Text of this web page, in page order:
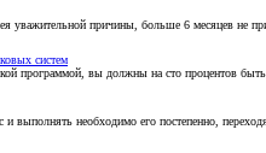
уважительной причины, больше 6 месяцев не
систем
программой, вы должны на сто процентов
и выполнять необходимо его постепенно,